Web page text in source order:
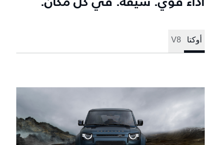
أداء قوي. شيّقة. في كل مكان.
أوكتا V8